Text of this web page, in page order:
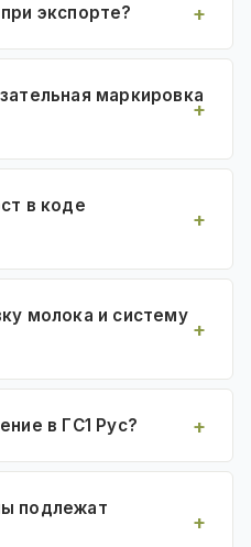
экспорте?
маркировка
в коде
молока и систему
в ГС1 Рус?
подлежат